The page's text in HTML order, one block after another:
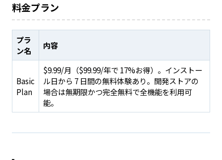
料金プラン
プラ
ン名
内容
Basic
Plan
$9.99/月（$99.99/年で 17%お得）。インストー
ル日から 7 日間の無料体験あり。開発ストアの
場合は無期限かつ完全無料で全機能を利用可
能。